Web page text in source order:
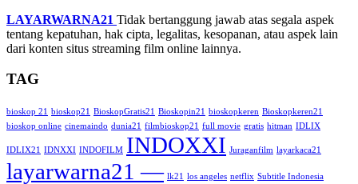
LAYARWARNA21 Tidak bertanggung jawab atas segala aspek
tentang kepatuhan, hak cipta, legalitas, kesopanan, atau aspek lain
dari konten situs streaming film online lainnya.
TAG
bioskop 21 bioskop21 BioskopGratis21 Bioskopin21 bioskopkeren Bioskopkeren21
bioskop online cinemaindo dunia21 filmbioskop21 full movie gratis hitman IDLIX
IDLIX21 IDNXXI INDOFILM INDOXXI Juraganfilm layarkaca21
layarwarna21 — lk21 los angeles netflix Subtitle Indonesia